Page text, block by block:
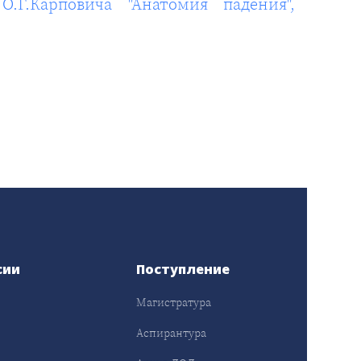
Поступление
Магистратура
Аспирантура